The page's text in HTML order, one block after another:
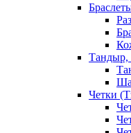
Четки